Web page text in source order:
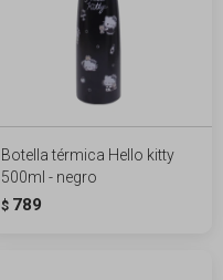
Botella térmica Hello kitty
500ml - negro
$ 789